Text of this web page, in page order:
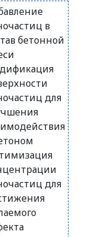
в
бетонной
для
для